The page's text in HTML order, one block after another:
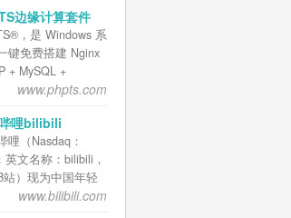
公共信息查询服
户通过登录网站，
询旅客列车时刻
价、列车正晚点、
余票、售票代售点、
关客货运规章。铁
客户可以通过本网
业务。 2015年12
部门介绍，并没有
月2日或3日的一个
边缘计算套件
，是 Windows 系
键免费搭建 Nginx
+ MySQL +
+ Redis +
成等网站、APP、
服务器端运行环境
平台。 PHPTS 即
行在云服务器用于
生产环境，也能够运
www.phpts.com
哩bilibili
哩（Nasdaq：
英文名称：bilibili，
站）现为中国年轻
高度聚集的文化社区
www.bilibili.com